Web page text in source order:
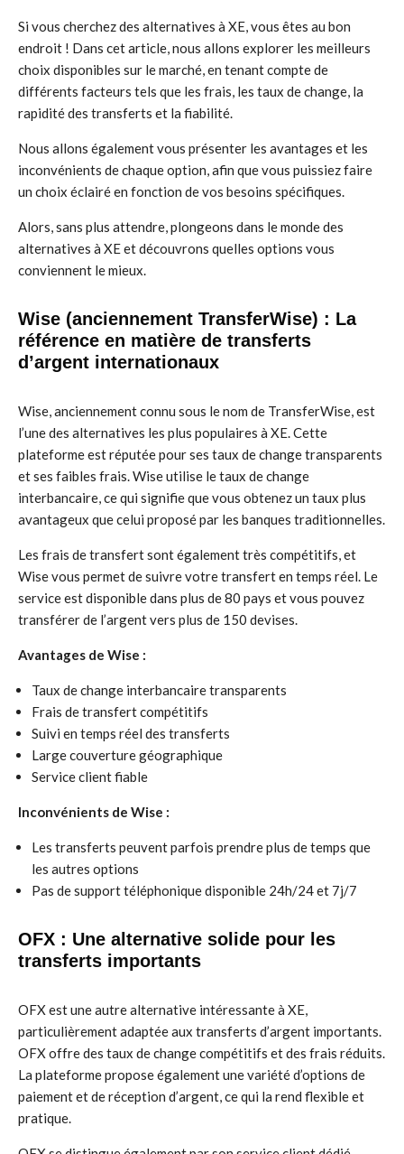
Si vous cherchez des alternatives à XE, vous êtes au bon
endroit ! Dans cet article, nous allons explorer les meilleurs
choix disponibles sur le marché, en tenant compte de
différents facteurs tels que les frais, les taux de change, la
rapidité des transferts et la fiabilité.
Nous allons également vous présenter les avantages et les
inconvénients de chaque option, afin que vous puissiez faire
un choix éclairé en fonction de vos besoins spécifiques.
Alors, sans plus attendre, plongeons dans le monde des
alternatives à XE et découvrons quelles options vous
conviennent le mieux.
Wise (anciennement TransferWise) : La
référence en matière de transferts
d’argent internationaux
Wise, anciennement connu sous le nom de TransferWise, est
l’une des alternatives les plus populaires à XE. Cette
plateforme est réputée pour ses taux de change transparents
et ses faibles frais. Wise utilise le taux de change
interbancaire, ce qui signifie que vous obtenez un taux plus
avantageux que celui proposé par les banques traditionnelles.
Les frais de transfert sont également très compétitifs, et
Wise vous permet de suivre votre transfert en temps réel. Le
service est disponible dans plus de 80 pays et vous pouvez
transférer de l’argent vers plus de 150 devises.
Avantages de Wise :
Taux de change interbancaire transparents
Frais de transfert compétitifs
Suivi en temps réel des transferts
Large couverture géographique
Service client fiable
Inconvénients de Wise :
Les transferts peuvent parfois prendre plus de temps que
les autres options
Pas de support téléphonique disponible 24h/24 et 7j/7
OFX : Une alternative solide pour les
transferts importants
OFX est une autre alternative intéressante à XE,
particulièrement adaptée aux transferts d’argent importants.
OFX offre des taux de change compétitifs et des frais réduits.
La plateforme propose également une variété d’options de
paiement et de réception d’argent, ce qui la rend flexible et
pratique.